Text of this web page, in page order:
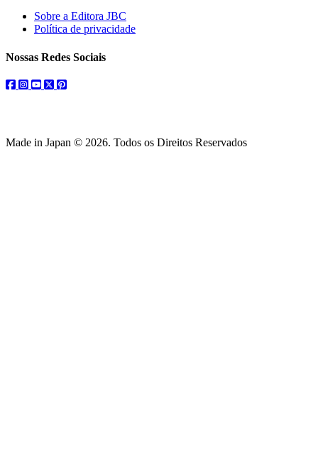
Sobre a Editora JBC
Política de privacidade
Nossas Redes Sociais
facebook
instagram
youtube
twitterpinterest
Made in Japan © 2026. Todos os Direitos Reservados